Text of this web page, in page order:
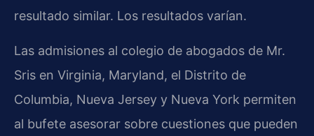
resultado similar. Los resultados varían.
Las admisiones al colegio de abogados de Mr.
Sris en Virginia, Maryland, el Distrito de
Columbia, Nueva Jersey y Nueva York permiten
al bufete asesorar sobre cuestiones que pueden